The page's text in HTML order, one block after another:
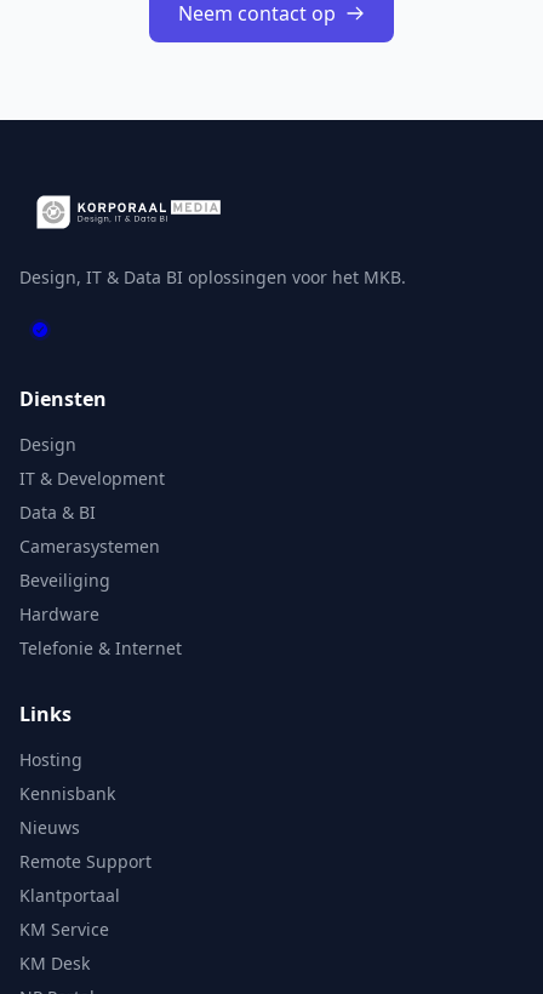
Neem contact op
Design, IT & Data BI oplossingen voor het MKB.
Diensten
Design
IT & Development
Data & BI
Camerasystemen
Beveiliging
Hardware
Telefonie & Internet
Links
Hosting
Kennisbank
Nieuws
Remote Support
Klantportaal
KM Service
KM Desk